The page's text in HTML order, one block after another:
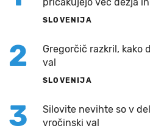
SLOVENIJA
2
Gregorčič razkril, kako
val
SLOVENIJA
3
Silovite nevihte so v
vročinski val